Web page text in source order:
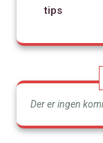
tips
Der er ingen